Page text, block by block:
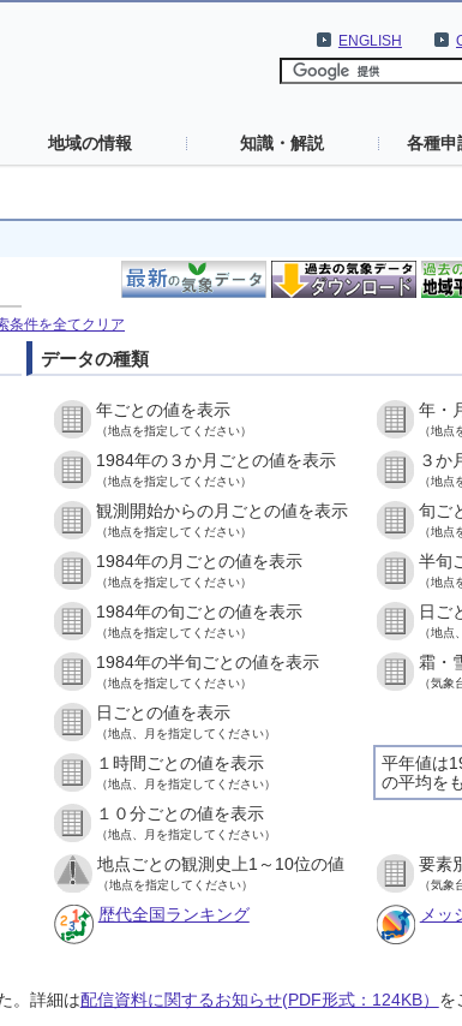
ENGLISH
地域の情報 知識・解説 各種申
条件を全てクリア
データの種類
年ごとの値を表示
（地点を指定してください）
年・
（地点
1984年の３か月ごとの値を表示
（地点を指定してください）
３か
（地点
観測開始からの月ごとの値を表示
（地点を指定してください）
旬ご
（地点
1984年の月ごとの値を表示
（地点を指定してください）
半旬
（地点
1984年の旬ごとの値を表示
（地点を指定してください）
日ご
（地点
1984年の半旬ごとの値を表示
（地点を指定してください）
霜・
（気象
日ごとの値を表示
（地点、月を指定してください）
平年値は
の平均を
１時間ごとの値を表示
（地点、月を指定してください）
１０分ごとの値を表示
（地点、月を指定してください）
地点ごとの観測史上1～10位の値
（地点を指定してください）
要素
（気象
歴代全国ランキング メッ
。詳細は配信資料に関するお知らせ(PDF形式：124KB） を